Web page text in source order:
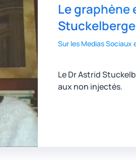
Le graphène
Sur les Medias
Le Dr Astrid
aux non injectés.